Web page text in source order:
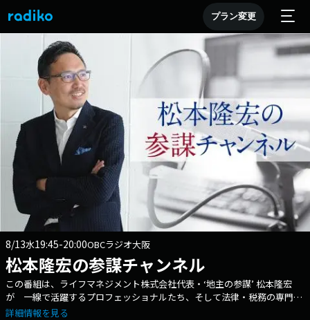
プラン変更
8/13水19:45-20:00OBCラジオ大阪
松本隆宏の参謀チャンネル
この番組は、ライフマネジメント株式会社代表・‘地主の参謀’ 松本隆宏
が 一線で活躍するプロフェッショナルたち、そして法律・税務の専門家
たちから、 ‘あなたに役立つ情報’を深堀りしていく番組です。 パー
詳細情報を見る